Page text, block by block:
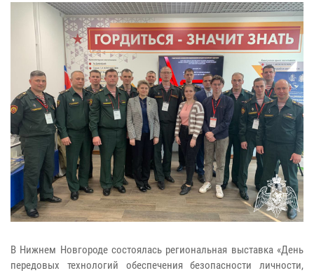
В Нижнем Новгороде состоялась региональная выставка «День
передовых технологий обеспечения безопасности личности,